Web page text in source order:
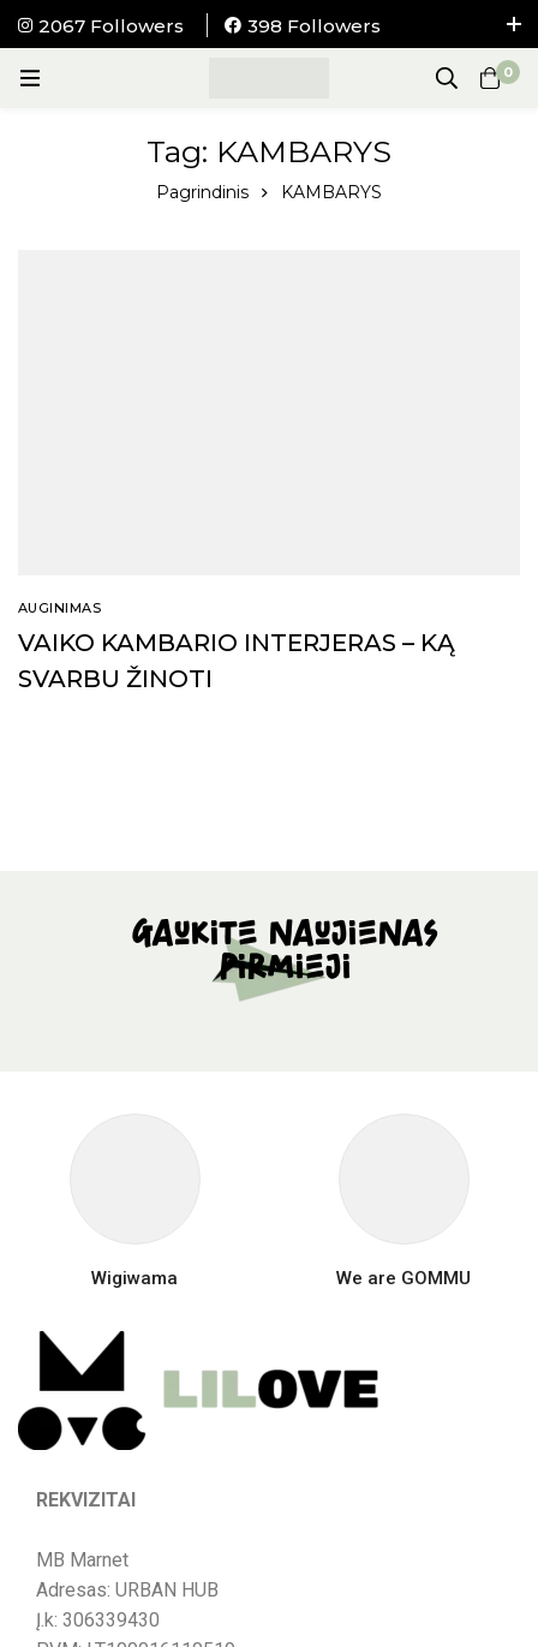
2067 Followers
398 Followers
paštomatus nuo 100Eur.
0
Tag: KAMBARYS
Pagrindinis KAMBARYS
AUGINIMAS
VAIKO KAMBARIO INTERJERAS – KĄ
SVARBU ŽINOTI
Gaukite naujienas
pirmieji
Wigiwama We are GOMMU
REKVIZITAI
MB Marnet
Adresas: URBAN HUB
Į.k: 306339430